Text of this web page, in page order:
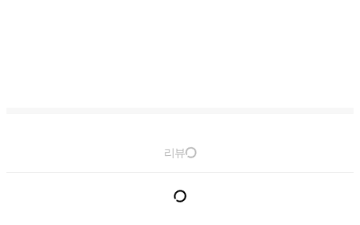
리뷰